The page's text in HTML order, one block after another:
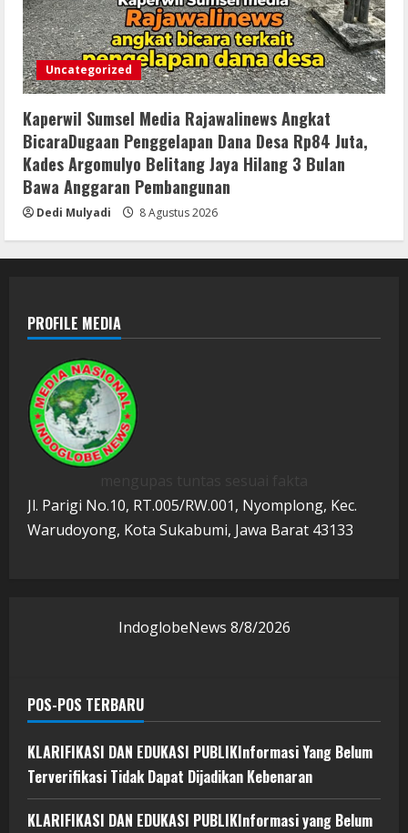
Uncategorized
Kaperwil Sumsel Media Rajawalinews Angkat
BicaraDugaan Penggelapan Dana Desa Rp84 Juta,
Kades Argomulyo Belitang Jaya Hilang 3 Bulan
Bawa Anggaran Pembangunan
Dedi Mulyadi 8 Agustus 2026
PROFILE MEDIA
Jl. Parigi No.10, RT.005/RW.001, Nyomplong, Kec.
Warudoyong, Kota Sukabumi, Jawa Barat 43133
IndoglobeNews 8/8/2026
POS-POS TERBARU
KLARIFIKASI DAN EDUKASI PUBLIKInformasi Yang Belum
Terverifikasi Tidak Dapat Dijadikan Kebenaran
KLARIFIKASI DAN EDUKASI PUBLIKInformasi yang Belum